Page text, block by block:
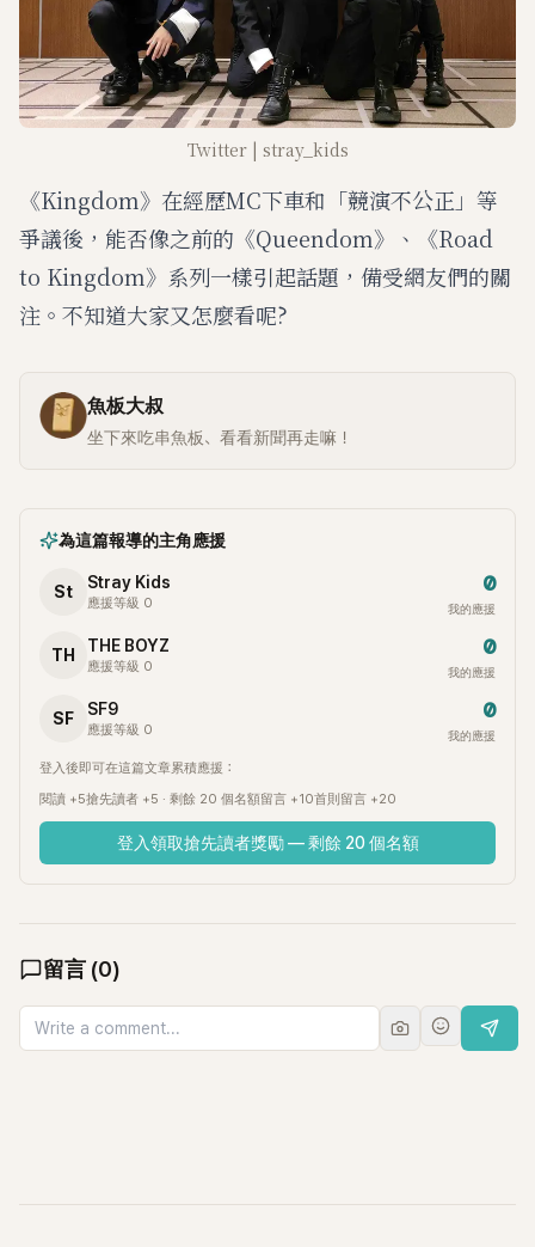
Twitter | stray_kids
《Kingdom》在經歷MC下車和「競演不公正」等
爭議後，能否像之前的《Queendom》、《Road
to Kingdom》系列一樣引起話題，備受網友們的關
注。不知道大家又怎麼看呢?
魚板大叔
坐下來吃串魚板、看看新聞再走嘛！
為這篇報導的主角應援
St Stray Kids
應援等級 0
0
我的應援
TH THE BOYZ
應援等級 0
0
我的應援
SF SF9
應援等級 0
0
我的應援
登入後即可在這篇文章累積應援：
閱讀 +5搶先讀者 +5 · 剩餘 20 個名額留言 +10首則留言 +20
登入領取搶先讀者獎勵 — 剩餘 20 個名額
留言 (0)